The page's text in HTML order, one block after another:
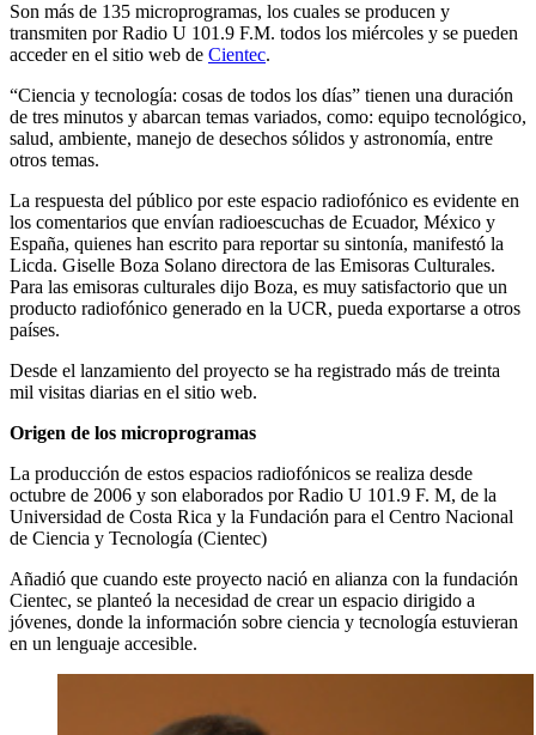
Son más de 135 microprogramas, los cuales se producen y
transmiten por Radio U 101.9 F.M. todos los miércoles y se pueden
acceder en el sitio web de Cientec.
“Ciencia y tecnología: cosas de todos los días” tienen una duración
de tres minutos y abarcan temas variados, como: equipo tecnológico,
salud, ambiente, manejo de desechos sólidos y astronomía, entre
otros temas.
La respuesta del público por este espacio radiofónico es evidente en
los comentarios que envían radioescuchas de Ecuador, México y
España, quienes han escrito para reportar su sintonía, manifestó la
Licda. Giselle Boza Solano directora de las Emisoras Culturales.
Para las emisoras culturales dijo Boza, es muy satisfactorio que un
producto radiofónico generado en la UCR, pueda exportarse a otros
países.
Desde el lanzamiento del proyecto se ha registrado más de treinta
mil visitas diarias en el sitio web.
Origen de los microprogramas
La producción de estos espacios radiofónicos se realiza desde
octubre de 2006 y son elaborados por Radio U 101.9 F. M, de la
Universidad de Costa Rica y la Fundación para el Centro Nacional
de Ciencia y Tecnología (Cientec)
Añadió que cuando este proyecto nació en alianza con la fundación
Cientec, se planteó la necesidad de crear un espacio dirigido a
jóvenes, donde la información sobre ciencia y tecnología estuvieran
en un lenguaje accesible.